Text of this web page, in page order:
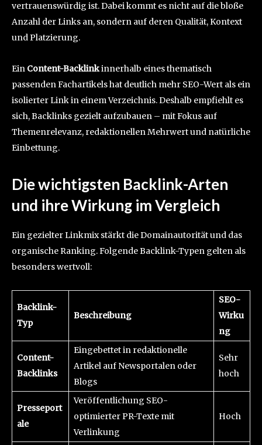
vertrauenswürdig ist. Dabei kommt es nicht auf die bloße
Anzahl der Links an, sondern auf deren Qualität, Kontext
und Platzierung.
Ein Content-Backlinkinnerhalb eines thematisch
passenden Fachartikels hat deutlich mehr SEO-Wert als ein
isolierter Link in einem Verzeichnis. Deshalb empfiehlt es
sich, Backlinks gezielt aufzubauen – mit Fokus auf
Themenrelevanz, redaktionellen Mehrwert und natürliche
Einbettung.
Die wichtigsten Backlink-Arten
und ihre Wirkung im Vergleich
Ein gezielter Linkmix stärkt die Domainautorität und das
organische Ranking. Folgende Backlink-Typen gelten als
besonders wertvoll:
Backlink-
Typ
Beschreibung
SEO-
Wirku
ng
Content-
Backlinks
Eingebettet in redaktionelle
Artikel auf Newsportalen oder
Blogs
Sehr
hoch
Presseport
ale
Veröffentlichung SEO-
optimierter PR-Texte mit
Verlinkung
Hoch